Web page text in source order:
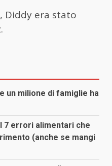
Diddy era stato
un milione di famiglie ha
7 errori alimentari che
(anche se mangi